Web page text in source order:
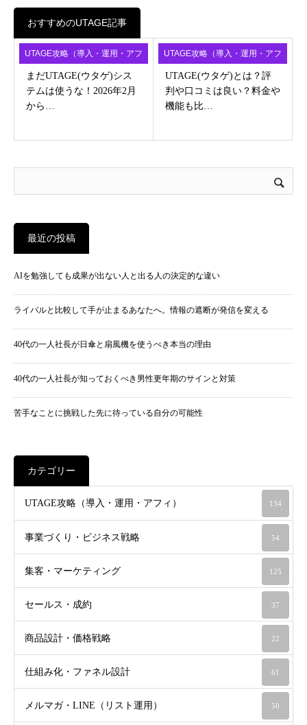
おすすめのUTAGE記事
UTAGE攻略（導入・運用・アフ
ィ）
まだUTAGE(ウタゲ)シス
テムは使うな！2026年2月
から…
UTAGE攻略（導入・運用・アフ
ィ）
UTAGE(ウタゲ)とは？評
判や口コミは良い？料金や
機能も比…
最近の投稿
AIを勉強しても成果が出ない人と出る人の決定的な違い
ライバルと比較して手が止まるあなたへ。情報の遮断が発信を変える
40代の一人社長が日傘と扇風機を使うべき本当の理由
40代の一人社長が知っておくべき男性更年期のサインと対策
苦手なことに挑戦した先に待っている自分の可能性
カテゴリー
UTAGE攻略（導入・運用・アフィ） 134
事業づくり・ビジネス戦略 54
集客・マーケティング 125
セールス・成約 37
商品設計・価格戦略 22
仕組み化・ファネル設計 61
メルマガ・LINE（リスト運用） 50